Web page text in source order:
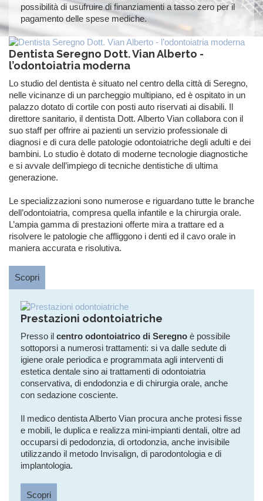
possibilità di usufruire di finanziamenti a tasso zero per il
pagamento delle spese mediche.
Dentista Seregno Dott. Vian Alberto -
l’odontoiatria moderna
Lo studio del dentista è situato nel centro della città di Seregno,
nelle vicinanze di un parcheggio multipiano, ed è ospitato in un
palazzo dotato di cortile con posti auto riservati ai disabili. Il
direttore sanitario, il dentista Dott. Alberto Vian collabora con il
suo staff per offrire ai pazienti un servizio professionale di
diagnosi e di cura delle patologie odontoiatriche degli adulti e dei
bambini. Lo studio è dotato di moderne tecnologie diagnostiche
e si avvale dell’impiego di tecniche dentistiche di ultima
generazione.
Le specializzazioni sono numerose e riguardano tutte le branche
dell’odontoiatria, compresa quella infantile e la chirurgia orale.
L’ampia gamma di prestazioni offerte mira a trattare ed a
risolvere le patologie che affliggono i denti ed il cavo orale in
maniera accurata e risolutiva.
Scopri
Prestazioni odontoiatriche
Presso il centro odontoiatrico di Seregno è possibile
sottoporsi a numerosi trattamenti: si va dalle sedute di
igiene orale periodica e programmata agli interventi di
estetica dentale sino ai trattamenti di odontoiatria
conservativa, di endodonzia e di chirurgia orale, anche
con sedazione cosciente.
Il medico dentista Alberto Vian procura anche protesi fisse
e mobili, le duplica e realizza mini-impianti dentali, oltre ad
occuparsi di pedodonzia, di ortodonzia, anche invisibile
utilizzando il metodo Invisalign, di parodontologia e di
implantologia.
Scopri